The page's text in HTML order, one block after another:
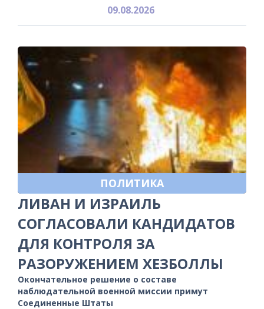
09.08.2026
ПОЛИТИКА
ЛИВАН И ИЗРАИЛЬ
СОГЛАСОВАЛИ КАНДИДАТОВ
ДЛЯ КОНТРОЛЯ ЗА
РАЗОРУЖЕНИЕМ ХЕЗБОЛЛЫ
Окончательное решение о составе
наблюдательной военной миссии примут
Соединенные Штаты